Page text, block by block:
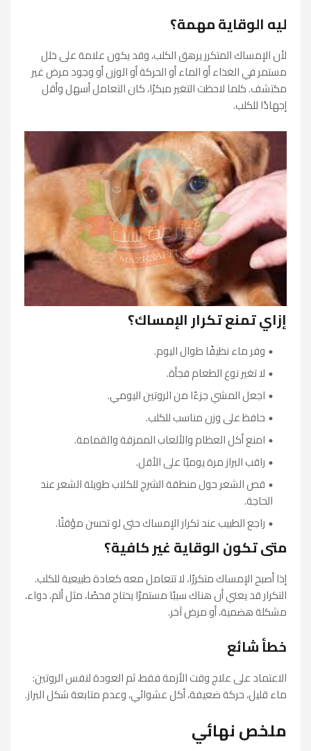
ليه الوقاية مهمة؟
لأن الإمساك المتكرر يرهق الكلب، وقد يكون علامة على خلل
مستمر في الغذاء أو الماء أو الحركة أو الوزن أو وجود مرض غير
مكتشف. كلما لاحظت التغير مبكرًا، كان التعامل أسهل وأقل
إجهادًا للكلب.
إزاي تمنع تكرار الإمساك؟
وفر ماء نظيفًا طوال اليوم.
لا تغير نوع الطعام فجأة.
اجعل المشي جزءًا من الروتين اليومي.
حافظ على وزن مناسب للكلب.
امنع أكل العظام والألعاب الممزقة والقمامة.
راقب البراز مرة يوميًا على الأقل.
قص الشعر حول منطقة الشرج للكلاب طويلة الشعر عند
الحاجة.
راجع الطبيب عند تكرار الإمساك حتى لو تحسن مؤقتًا.
متى تكون الوقاية غير كافية؟
إذا أصبح الإمساك متكررًا، لا تتعامل معه كعادة طبيعية للكلب.
التكرار قد يعني أن هناك سببًا مستمرًا يحتاج فحصًا، مثل ألم، دواء،
مشكلة هضمية، أو مرض آخر.
خطأ شائع
الاعتماد على علاج وقت الأزمة فقط، ثم العودة لنفس الروتين:
ماء قليل، حركة ضعيفة، أكل عشوائي، وعدم متابعة شكل البراز.
ملخص نهائي